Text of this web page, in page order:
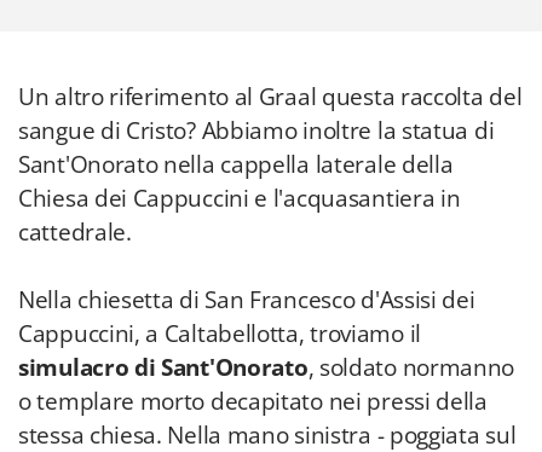
Un altro riferimento al Graal questa raccolta del
sangue di Cristo? Abbiamo inoltre la statua di
Sant'Onorato nella cappella laterale della
Chiesa dei Cappuccini e l'acquasantiera in
cattedrale.
Nella chiesetta di San Francesco d'Assisi dei
Cappuccini, a Caltabellotta, troviamo il
simulacro di Sant'Onorato, soldato normanno
o templare morto decapitato nei pressi della
stessa chiesa. Nella mano sinistra - poggiata sul